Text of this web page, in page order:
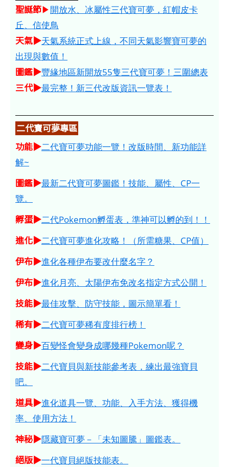
聖誕節▶開放水、冰屬性三代寶可夢，紅帽皮卡
丘、信使鳥
天氣▶天氣系統正式上線，不同天氣影響寶可夢的
出現與數值！
圖鑑▶豐緣地區新開放55隻三代寶可夢！三圍總表
三代▶最完整！新三代改版資訊一覽表！
二代寶可夢專區
功能▶二代寶可夢功能一覽！改版時間、新功能詳
解~
圖鑑▶最新二代寶可夢圖鑑！技能、屬性、CP一
覽。
孵蛋▶二代Pokemon孵蛋表，準神可以孵的到！！
進化▶二代寶可夢進化攻略！（所需糖果、CP值）
伊布▶進化各種伊布要改什麼名字？
伊布▶進化月亮、太陽伊布免改名指定方式公開！
技能▶最佳攻擊、防守技能，圖示簡單看！
稀有▶二代寶可夢稀有度排行榜！
變身▶百變怪會變身成哪幾種Pokemon呢？
技能▶二代寶貝與新技能參考表，練出最強寶貝
吧。
道具▶進化道具一覽、功能、入手方法、獲得機
率、使用方法！
神秘▶隱藏寶可夢－「未知圖騰」圖鑑表。
絕版▶一代寶貝絕版技能表。